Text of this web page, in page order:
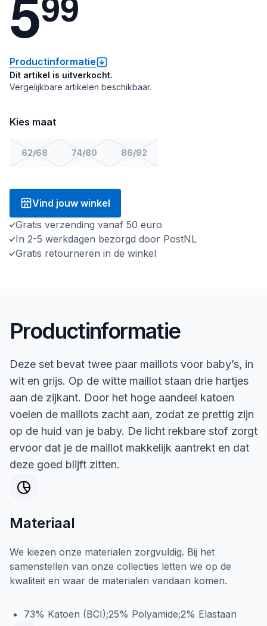
Productinformatie
Dit artikel is uitverkocht.
Vergelijkbare artikelen beschikbaar.
Kies maat
62/68 74/80 86/92
Vind jouw winkel
Gratis verzending vanaf 50 euro
In 2-5 werkdagen bezorgd door PostNL
Gratis retourneren in de winkel
Productinformatie
Deze set bevat twee paar maillots voor baby’s, in
wit en grijs. Op de witte maillot staan drie hartjes
aan de zijkant. Door het hoge aandeel katoen
voelen de maillots zacht aan, zodat ze prettig zijn
op de huid van je baby. De licht rekbare stof zorgt
ervoor dat je de maillot makkelijk aantrekt en dat
deze goed blijft zitten.
Materiaal
We kiezen onze materialen zorgvuldig. Bij het
samenstellen van onze collecties letten we op de
kwaliteit en waar de materialen vandaan komen.
73% Katoen (BCI);25% Polyamide;2% Elastaan